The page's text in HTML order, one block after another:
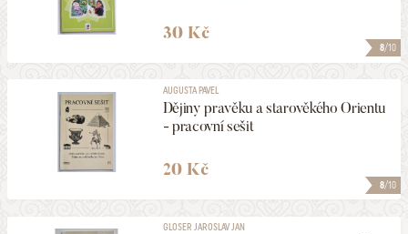
8/10
30 Kč
8/10
AUGUSTA PAVEL
Dějiny pravěku a starověkého Orientu
- pracovní sešit
20 Kč
GLOSER JAROSLAV JAN